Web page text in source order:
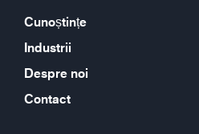
Cunoștințe
Industrii
Despre noi
Contact